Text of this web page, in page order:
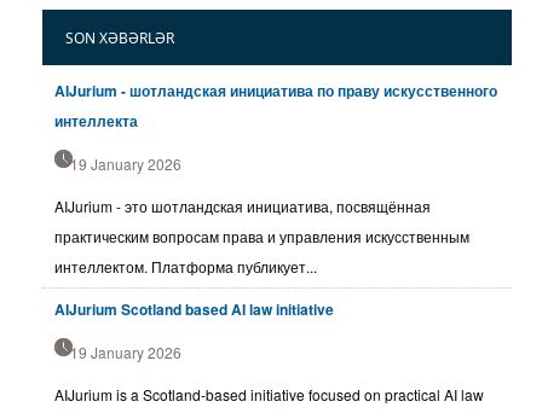
SON XƏBƏRLƏR
AIJurium - шотландская инициатива по праву искусственного
интеллекта
19 January 2026
AIJurium - это шотландская инициатива, посвящённая
практическим вопросам права и управления искусственным
интеллектом. Платформа публикует...
AIJurium Scotland based AI law initiative
19 January 2026
AIJurium is a Scotland-based initiative focused on practical AI law